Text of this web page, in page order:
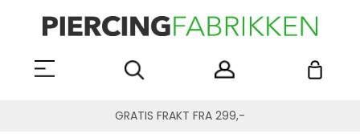
GRATIS FRAKT FRA 299,-